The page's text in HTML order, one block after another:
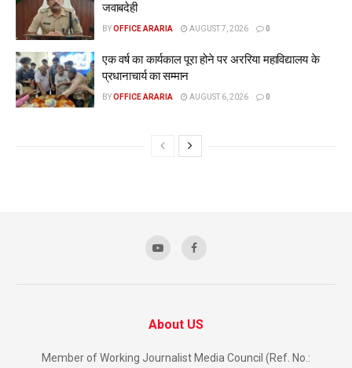
जवाबदेही
BYOFFICE ARARIA AUGUST 7, 2026 0
एक वर्ष का कार्यकाल पूरा होने पर अररिया महाविद्यालय के
प्रधानाचार्य का सम्मान
BYOFFICE ARARIA AUGUST 6, 2026 0
About US
Member of Working Journalist Media Council (Ref. No.: